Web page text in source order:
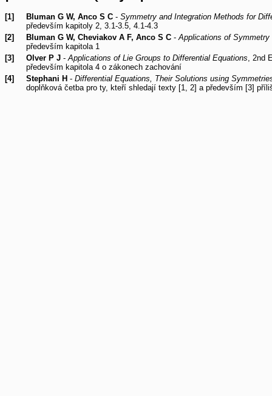
[1] Bluman G W, Anco S C - Symmetry and Integration Methods for
především kapitoly 2, 3.1-3.5, 4.1-4.3
[2]
Bluman G W, Cheviakov A F, Anco S C - Applications of
především kapitola 1
[3]
Olver P J - Applications of Lie Groups to Differential Equations , 2nd
především kapitola 4 o zákonech zachování
[4]
Stephani H - Differential Equations, Their Solutions using
doplňková četba pro ty, kteří shledají texty [1, 2] a především [3]